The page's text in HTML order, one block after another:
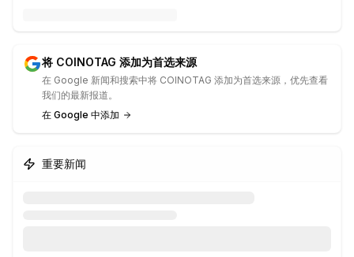
将 COINOTAG 添加为首选来源
在 Google 新闻和搜索中将 COINOTAG 添加为首选来源，优先查看
我们的最新报道。
在 Google 中添加
重要新闻